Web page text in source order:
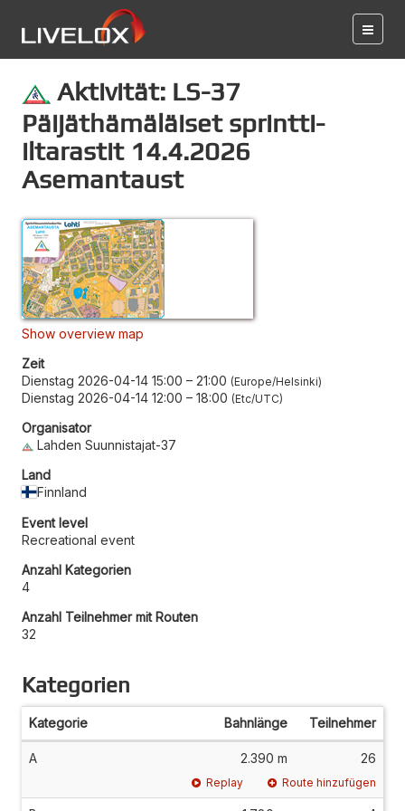
Aktivität: LS-37
Päijäthämäläiset sprintti-
iltarastit 14.4.2026
Asemantaust
Show overview map
Zeit
Dienstag 2026-04-14 15:00 – 21:00 Europe/Helsinki
Dienstag 2026-04-14 12:00 – 18:00 Etc/UTC
Organisator
Lahden Suunnistajat-37
Land
Finnland
Event level
Recreational event
Anzahl Kategorien
4
Anzahl Teilnehmer mit Routen
32
Kategorien
Kategorie Bahnlänge Teilnehmer
A 2.390 m 26
Replay Route hinzufügen